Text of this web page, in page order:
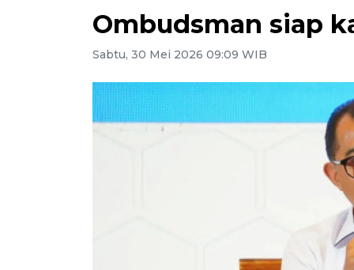
Ombudsman siap
Sabtu, 30 Mei 2026 09:09 WIB